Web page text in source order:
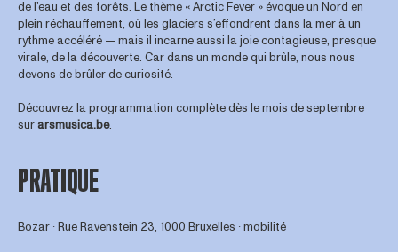
de l’eau et des forêts. Le thème « Arctic Fever » évoque un Nord en
plein réchauffement, où les glaciers s’effondrent dans la mer à un
rythme accéléré — mais il incarne aussi la joie contagieuse, presque
virale, de la découverte. Car dans un monde qui brûle, nous nous
devons de brûler de curiosité.
Découvrez la programmation complète dès le mois de septembre
surarsmusica.be.
PRATIQUE
Bozar ∙Rue Ravenstein 23, 1000 Bruxelles ∙mobilité